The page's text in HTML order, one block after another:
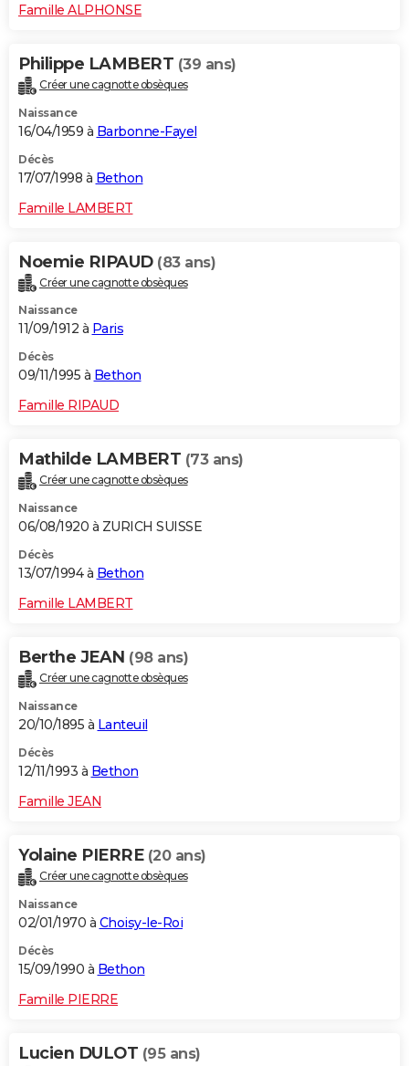
Famille ALPHONSE
Philippe LAMBERT (39 ans)
Créer une cagnotte obsèques
Naissance
16/04/1959 à Barbonne-Fayel
Décès
17/07/1998 à Bethon
Famille LAMBERT
Noemie RIPAUD (83 ans)
Créer une cagnotte obsèques
Naissance
11/09/1912 à Paris
Décès
09/11/1995 à Bethon
Famille RIPAUD
Mathilde LAMBERT (73 ans)
Créer une cagnotte obsèques
Naissance
06/08/1920 à ZURICH SUISSE
Décès
13/07/1994 à Bethon
Famille LAMBERT
Berthe JEAN (98 ans)
Créer une cagnotte obsèques
Naissance
20/10/1895 à Lanteuil
Décès
12/11/1993 à Bethon
Famille JEAN
Yolaine PIERRE (20 ans)
Créer une cagnotte obsèques
Naissance
02/01/1970 à Choisy-le-Roi
Décès
15/09/1990 à Bethon
Famille PIERRE
Lucien DULOT (95 ans)